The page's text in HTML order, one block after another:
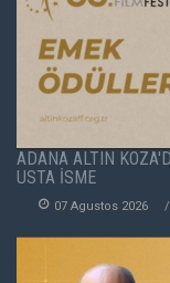
ADANA ALTIN
USTA İSME
07 Agustos 2026